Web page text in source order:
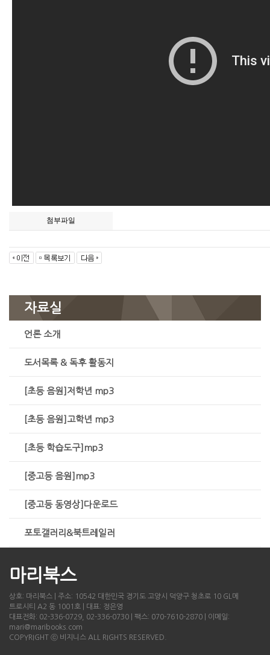
첨부파일
자료실
언론 소개
도서목록 & 독후 활동지
[초등 음원]저학년 mp3
[초등 음원]고학년 mp3
[초등 학습도구]mp3
[중고등 음원]mp3
[중고등 동영상]다운로드
포토갤러리&북트레일러
마리북스
상호: 마리북스 | 주소: 10542 대한민국 경기도 고양시 덕양구 청초로 10 GL메
트로시티 A2 동 1001호 | 대표: 정은영
대표전화: 02-336-0729, 02-336-0730 | 팩스: 070-7610-2870 | 이메일:
mari@maribooks.com
COPYRIGHT ⓒ 비지니스 ALL RIGHTS RESERVED.